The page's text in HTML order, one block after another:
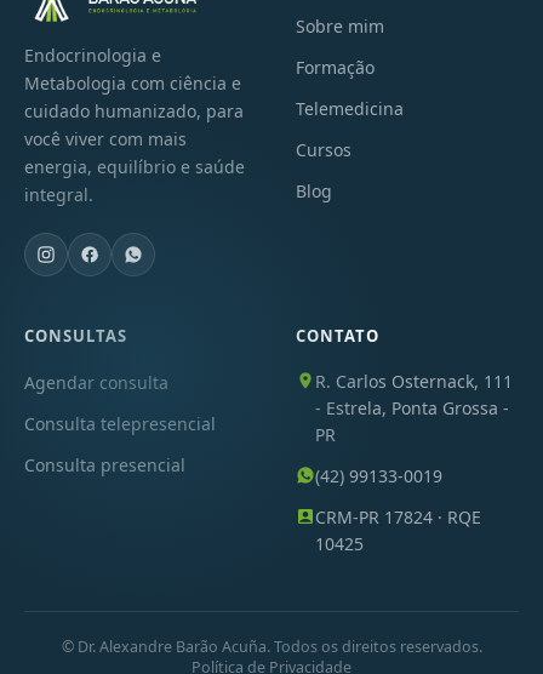
Endocrinologia e
Metabologia com ciência e
cuidado humanizado, para
você viver com mais
energia, equilíbrio e saúde
integral.
Sobre mim
Formação
Telemedicina
Cursos
Blog
CONSULTAS
Agendar consulta
Consulta telepresencial
Consulta presencial
CONTATO
R. Carlos Osternack, 111
- Estrela, Ponta Grossa -
PR
(42) 99133-0019
CRM-PR 17824 · RQE
10425
© Dr. Alexandre Barão Acuña. Todos os direitos reservados.
Política de Privacidade